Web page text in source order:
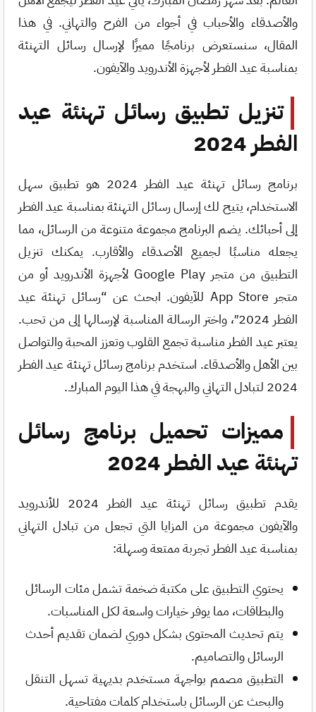
والأصدقاء والأحباب في أجواء من الفرح والتهاني. في هذا
المقال، سنستعرض برنامجًا مميزًا لإرسال رسائل التهنئة
بمناسبة عيد الفطر لأجهزة الأندرويد والآيفون.
تنزيل تطبيق رسائل تهنئة عيد
الفطر 2024
برنامج رسائل تهنئة عيد الفطر 2024 هو تطبيق سهل
الاستخدام، يتيح لك إرسال رسائل التهنئة بمناسبة عيد الفطر
إلى أحبائك. يضم البرنامج مجموعة متنوعة من الرسائل، مما
يجعله مناسبًا لجميع الأصدقاء والأقارب. يمكنك تنزيل
التطبيق من متجر Google Play لأجهزة الأندرويد أو من
متجر App Store للآيفون. ابحث عن “رسائل تهنئة عيد
الفطر 2024″، واختر الرسالة المناسبة لإرسالها إلى من تحب.
يعتبر عيد الفطر مناسبة تجمع القلوب وتعزز المحبة والتواصل
بين الأهل والأصدقاء. استخدم برنامج رسائل تهنئة عيد الفطر
2024 لتبادل التهاني والبهجة في هذا اليوم المبارك.
مميزات تحميل برنامج رسائل
تهنئة عيد الفطر 2024
يقدم تطبيق رسائل تهنئة عيد الفطر 2024 للأندرويد
والآيفون مجموعة من المزايا التي تجعل من تبادل التهاني
بمناسبة عيد الفطر تجربة ممتعة وسهلة:
يحتوي التطبيق على مكتبة ضخمة تشمل مئات الرسائل
والبطاقات، مما يوفر خيارات واسعة لكل المناسبات.
يتم تحديث المحتوى بشكل دوري لضمان تقديم أحدث
الرسائل والتصاميم.
التطبيق مصمم بواجهة مستخدم بديهية تسهل التنقل
والبحث عن الرسائل باستخدام كلمات مفتاحية.